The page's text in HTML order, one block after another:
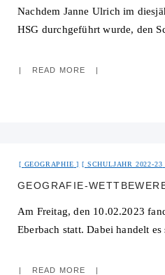
Nachdem Janne Ulrich im
HSG durchgeführt wurde, den
READ MORE
GEOGRAPHIE SCHULJAHR 2022-23
GEOGRAFIE-
Am Freitag, den 10.02.2023
Eberbach statt. Dabei handelt
READ MORE